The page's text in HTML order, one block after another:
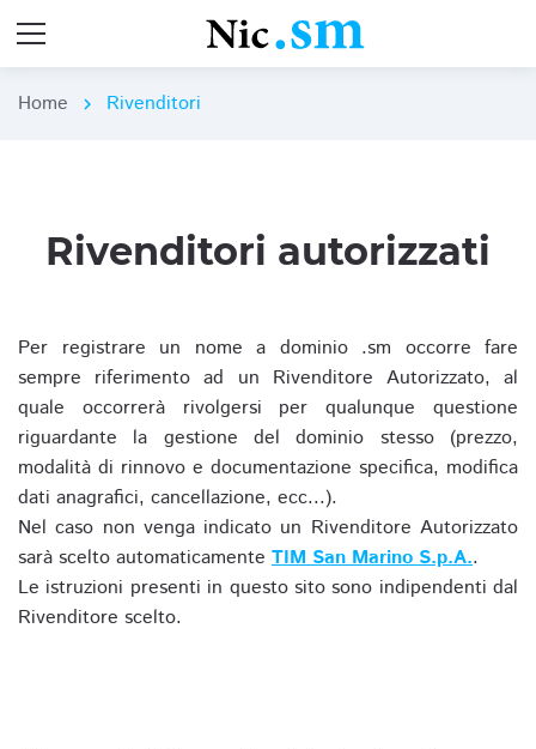
Home chevron_right Rivenditori
Rivenditori autorizzati
Per registrare un nome a dominio .sm occorre fare
sempre riferimento ad un Rivenditore Autorizzato, al
quale occorrerà rivolgersi per qualunque questione
riguardante la gestione del dominio stesso (prezzo,
modalità di rinnovo e documentazione specifica, modifica
dati anagrafici, cancellazione, ecc...).
Nel caso non venga indicato un Rivenditore Autorizzato
sarà scelto automaticamente TIM San Marino S.p.A..
Le istruzioni presenti in questo sito sono indipendenti dal
Rivenditore scelto.